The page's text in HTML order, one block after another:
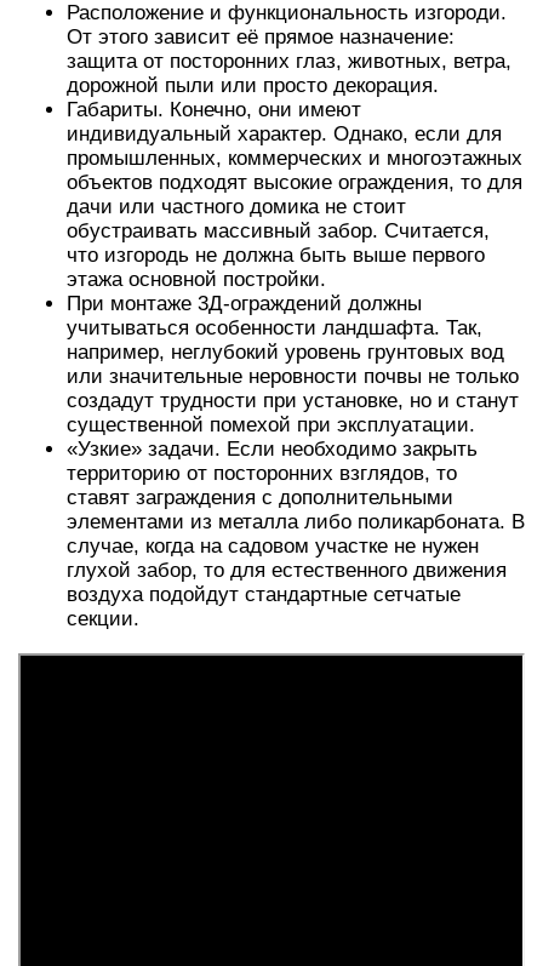
Расположение и функциональность изгороди.
От этого зависит её прямое назначение:
защита от посторонних глаз, животных, ветра,
дорожной пыли или просто декорация.
Габариты. Конечно, они имеют
индивидуальный характер. Однако, если для
промышленных, коммерческих и многоэтажных
объектов подходят высокие ограждения, то для
дачи или частного домика не стоит
обустраивать массивный забор. Считается,
что изгородь не должна быть выше первого
этажа основной постройки.
При монтаже 3Д-ограждений должны
учитываться особенности ландшафта. Так,
например, неглубокий уровень грунтовых вод
или значительные неровности почвы не только
создадут трудности при установке, но и станут
существенной помехой при эксплуатации.
«Узкие» задачи. Если необходимо закрыть
территорию от посторонних взглядов, то
ставят заграждения с дополнительными
элементами из металла либо поликарбоната. В
случае, когда на садовом участке не нужен
глухой забор, то для естественного движения
воздуха подойдут стандартные сетчатые
секции.